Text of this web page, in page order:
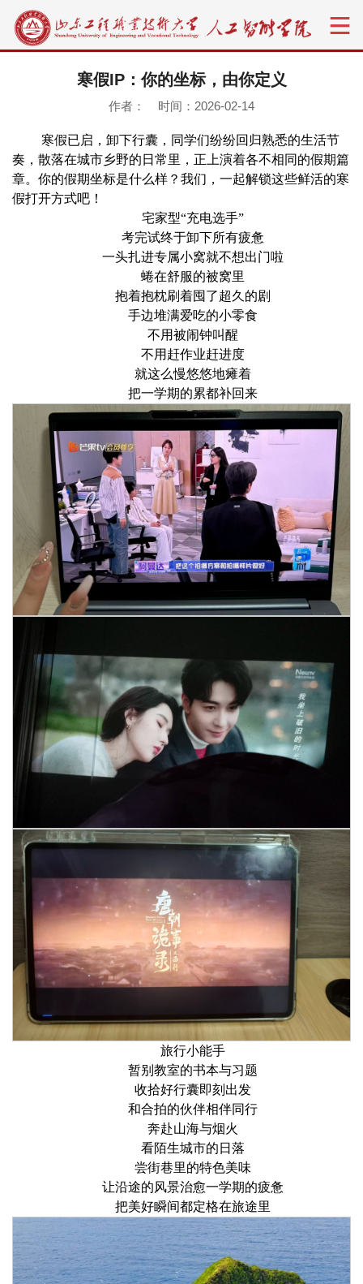
寒假IP：你的坐标，由你定义
作者： 时间：2026-02-14
寒假已启，卸下行囊，同学们纷纷回归熟悉的生活节
奏，散落在城市乡野的日常里，正上演着各不相同的假期篇
章。你的假期坐标是什么样？我们，一起解锁这些鲜活的寒
假打开方式吧！
宅家型“充电选手”
考完试终于卸下所有疲惫
一头扎进专属小窝就不想出门啦
蜷在舒服的被窝里
抱着抱枕刷着囤了超久的剧
手边堆满爱吃的小零食
不用被闹钟叫醒
不用赶作业赶进度
就这么慢悠悠地瘫着
把一学期的累都补回来
旅行小能手
暂别教室的书本与习题
收拾好行囊即刻出发
和合拍的伙伴相伴同行
奔赴山海与烟火
看陌生城市的日落
尝街巷里的特色美味
让沿途的风景治愈一学期的疲惫
把美好瞬间都定格在旅途里